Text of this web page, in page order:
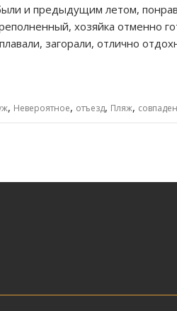
и предыдущим летом,
хозяйка отменно
загорали, отлично
, Невероятное, отъезд, Пляж,